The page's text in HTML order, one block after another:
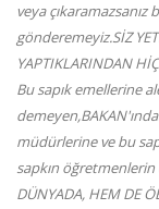
veya çıkaramazsanız
gönderemeyiz.SİZ
YAPTIKLARINDAN
Bu sapık emellerine
müdürlerine ve bu
sapkın
DÜNYADA, HEM DE